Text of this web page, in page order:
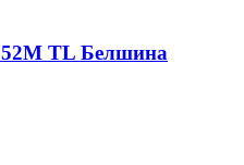
TL Белшина